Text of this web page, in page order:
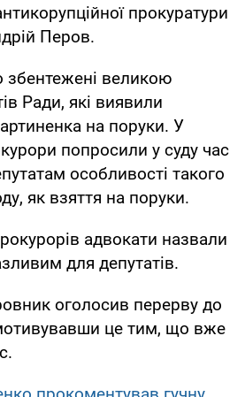
прокуратури
Перов.
великою
Ради, які виявили
на поруки. У
попросили у суду час
особливості такого
як взяття на поруки.
адвокати назвали
для депутатів.
оголосив перерву до
це тим, що вже